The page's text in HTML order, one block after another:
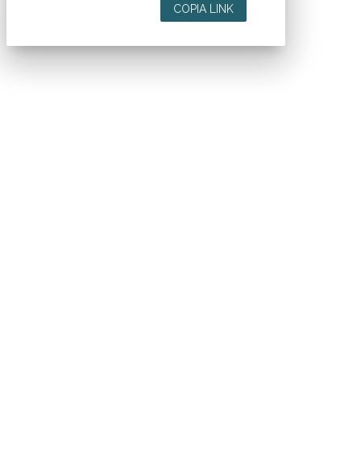
COPIA LINK